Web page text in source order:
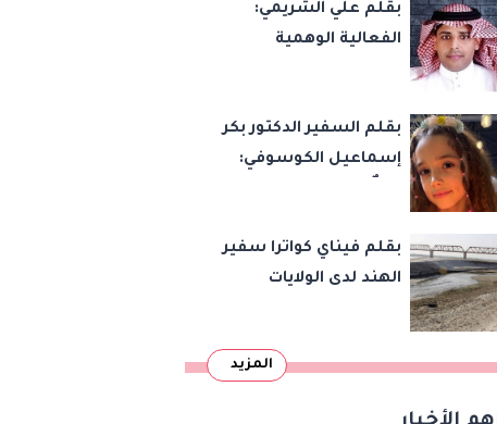
بقلم علي الشريمي:
الفعالية الوهمية
بقلم السفير الدكتور بكر
إسماعيل الكوسوفي:
بقلم فيناي كواترا سفير
الهند لدى الولايات
وقت طويل من تعليق
المزيد